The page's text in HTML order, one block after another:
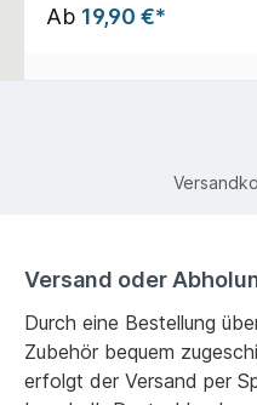
Ab 19,90 €*
Versand oder
Durch eine Bestellung
Zubehör bequem
erfolgt der Versand per